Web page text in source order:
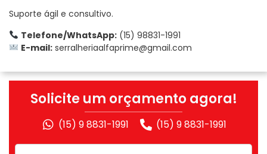
Suporte ágil e consultivo.
Telefone/WhatsApp: (15) 98831-1991
E-mail: serralheriaalfaprime@gmail.com
Solicite um orçamento agora!
(15) 9 8831-1991 (15) 9 8831-1991